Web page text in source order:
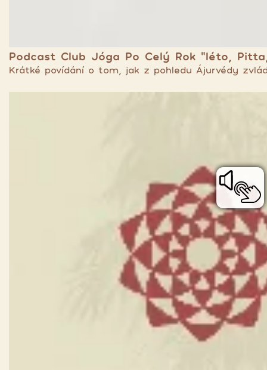
Podcast Club Jóga Po Celý Rok “léto,
Krátké povídání o tom, jak z pohledu Ájurvédy